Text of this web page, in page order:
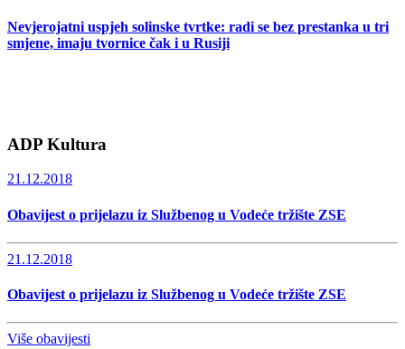
Nevjerojatni uspjeh solinske tvrtke: radi se bez prestanka u tri
smjene, imaju tvornice čak i u Rusiji
ADP Kultura
21.12.2018
Obavijest o prijelazu iz Službenog u Vodeće tržište ZSE
21.12.2018
Obavijest o prijelazu iz Službenog u Vodeće tržište ZSE
Više obavijesti